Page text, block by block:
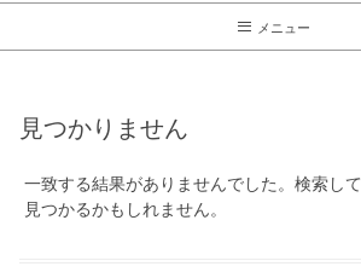
メニュー
見つかりません
一致する結果がありませんでした。検索し
見つかるかもしれません。